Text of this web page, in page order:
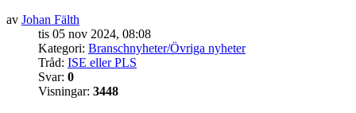
av Johan Fälth
tis 05 nov 2024, 08:08
Kategori: Branschnyheter/Övriga nyheter
Tråd: ISE eller PLS
Svar: 0
Visningar: 3448